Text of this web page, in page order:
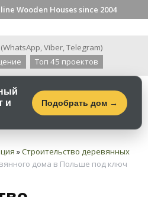
Wooden Houses since 2004
(WhatsApp,Viber,Telegram)
Топ 45 проектов
и
Подобрать дом →
»Строительство деревянных
дома в Польше под ключ